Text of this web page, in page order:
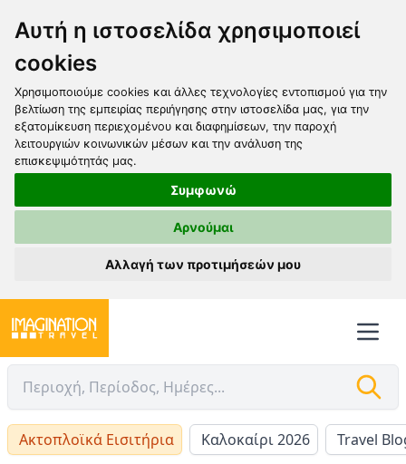
Αυτή η ιστοσελίδα χρησιμοποιεί
cookies
Χρησιμοποιούμε cookies και άλλες τεχνολογίες εντοπισμού για την
βελτίωση της εμπειρίας περιήγησης στην ιστοσελίδα μας, για την
εξατομίκευση περιεχομένου και διαφημίσεων, την παροχή
λειτουργιών κοινωνικών μέσων και την ανάλυση της
επισκεψιμότητάς μας.
Συμφωνώ
Αρνούμαι
Αλλαγή των προτιμήσεών μου
Ακτοπλοϊκά Εισιτήρια Καλοκαίρι 2026 Travel